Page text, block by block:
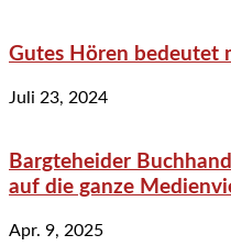
Gutes Hören bedeutet
Juli 23, 2024
Bargteheider
auf die ganze
Apr. 9, 2025